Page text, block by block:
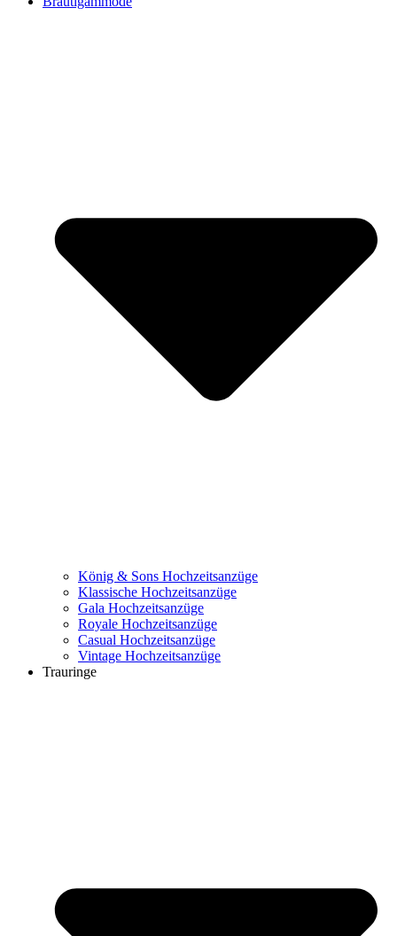
König & Sons Hochzeitsanzüge
Klassische Hochzeitsanzüge
Gala Hochzeitsanzüge
Royale Hochzeitsanzüge
Casual Hochzeitsanzüge
Vintage Hochzeitsanzüge
Trauringe